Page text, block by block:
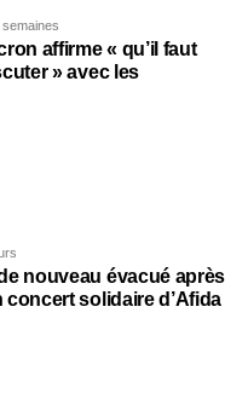
semaines
affirme « qu’il faut
» avec les
nouveau évacué après
concert solidaire d’Afida